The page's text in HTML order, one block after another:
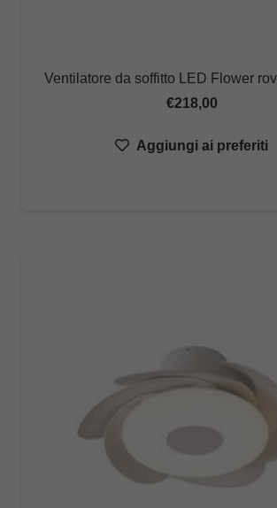
Ventilatore da soffitto LED Flower
€218,00
Aggiungi ai preferiti